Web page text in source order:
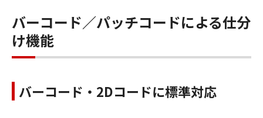
バーコード／パッチコードによる仕分
け機能
バーコード・2Dコードに標準対応